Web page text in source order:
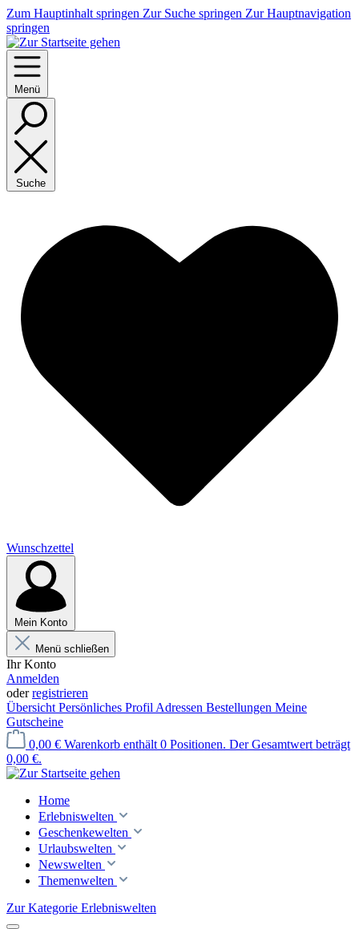
Zum Hauptinhalt springen Zur Suche springen Zur Hauptnavigation
springen
Menü
Suche
Wunschzettel
Mein Konto
Menü schließen
Ihr Konto
Anmelden
oderregistrieren
Übersicht Persönliches Profil Adressen Bestellungen Meine
Gutscheine
0,00 € Warenkorb enthält 0 Positionen. Der Gesamtwert beträgt
0,00 €.
Home
Erlebniswelten
Geschenkewelten
Urlaubswelten
Newswelten
Themenwelten
Zur Kategorie Erlebniswelten